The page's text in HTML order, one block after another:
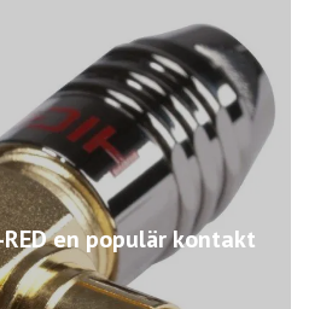
RED en populär kontakt